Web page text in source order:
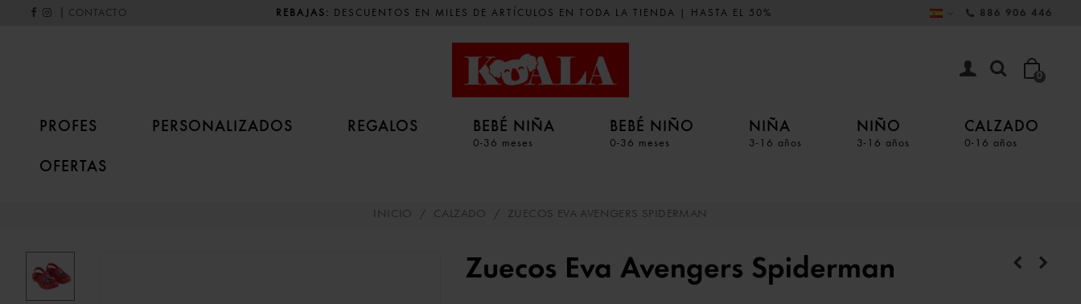
CONTACTO REBAJAS: DESCUENTOS EN MILES DE ARTÍCULOS EN TODA LA TIENDA | HASTA EL 50% 886 906 446
0
PROFES PERSONALIZADOS REGALOS BEBÉ NIÑA
0-36 meses
BEBÉ NIÑO
0-36 meses
NIÑA
3-16 años
NIÑO
3-16 años
CALZADO
0-16 años
OFERTAS
INICIO / CALZADO / ZUECOS EVA AVENGERS SPIDERMAN
Zuecos Eva Avengers Spiderman